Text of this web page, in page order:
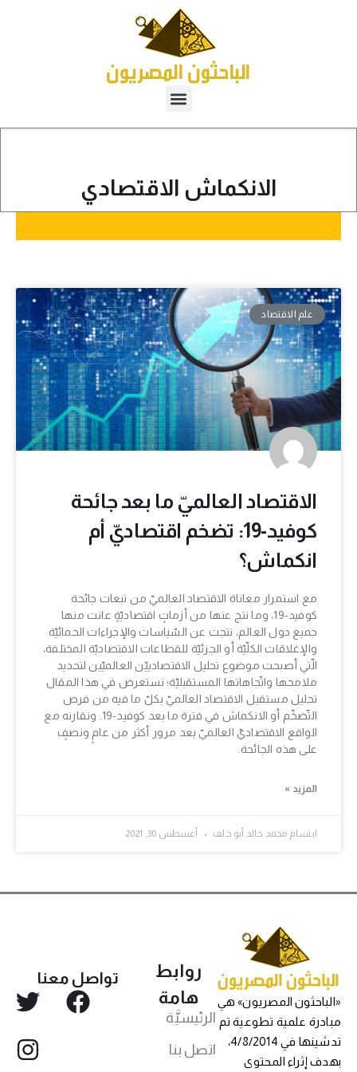
الانكماش الاقتصادي
علم الاقتصاد
الاقتصاد العالميّ ما بعد جائحة
كوفيد-19: تضخم اقتصاديّ أم
انكماش؟
مع استمرار معاناة الاقتصاد العالميّ من تبعات جائحة
كوفيد-19، وما نتج عنها من أزماتٍ اقتصاديّةٍ عانت منها
جميع دول العالم، نتجت عن السّياسات والإجراءات الحمائيّة
والإغلاقات الكلّيّة أو الجزئيّة للقطاعات الاقتصاديّة المختلفة،
الّتي أصبحت موضوع تحليل الاقتصادييّن العالميّين لتحديد
ملامحها واتّجاهاتها المستقبليّة؛ نستعرض في هذا المقال
تحليل مستقبل الاقتصاد العالميّ بكلّ ما فيه من فرص
التّضخّم أو الانكماش في فترة ما بعد كوفيد-19. ونقارنه مع
الواقع الاقتصاديّ العالميّ بعد مرور أكثر من عامٍ ونصفٍ
على هذه الجائحة.
المزيد »
ابتسام محمد خالد أبو خلف أغسطس 30, 2021
«الباحثون المصريون» هي
مبادرة علمية تطوعية تم
تدشينها في 4/8/2014،
بهدف إثراء المحتوى
روابط
هامة
الرئيسيَّة
اتصل بنا
تواصل معنا